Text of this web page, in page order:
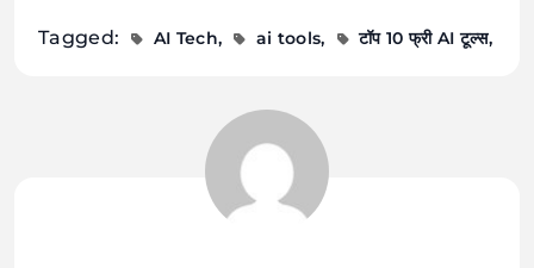
Tagged: AI Tech ai tools टॉप 10 फ्री AI टूल्स